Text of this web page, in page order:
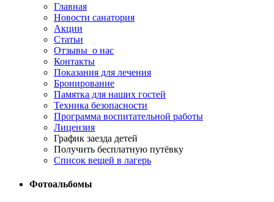
Главная
Новости санатория
Акции
Статьи
Отзывы о нас
Контакты
Показания для лечения
Бронирование
Памятка для наших гостей
Техника безопасности
Программа воспитательной работы
Лицензия
График заезда детей
Получить бесплатную путёвку
Список вещей в лагерь
Фотоальбомы